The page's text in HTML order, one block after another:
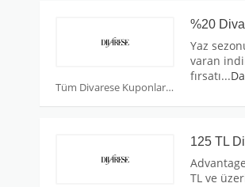
Tüm Divarese Kuponları
%20
Yaz
varan
fırsatı...
125 TL
TL ve